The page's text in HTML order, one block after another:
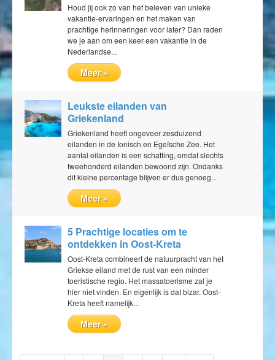
Houd jij ook zo van het beleven van unieke
vakantie-ervaringen en het maken van
prachtige herinneringen voor later? Dan raden
we je aan om een keer een vakantie in de
Nederlandse...
Meer »
Leukste eilanden van
Griekenland
Griekenland heeft ongeveer zesduizend
eilanden in de Ionisch en Egeïsche Zee. Het
aantal eilanden is een schatting, omdat slechts
tweehonderd eilanden bewoond zijn. Ondanks
dit kleine percentage blijven er dus genoeg...
Meer »
5 Prachtige locaties om te
ontdekken in Oost-Kreta
Oost-Kreta combineert de natuurpracht van het
Griekse eiland met de rust van een minder
toeristische regio. Het massatoerisme zal je
hier niet vinden. En eigenlijk is dat bizar. Oost-
Kreta heeft namelijk...
Meer »